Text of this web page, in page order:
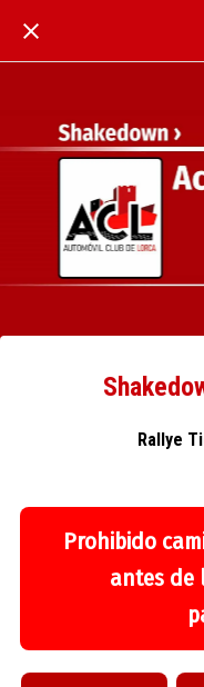
Rallye
Prohibido
antes de